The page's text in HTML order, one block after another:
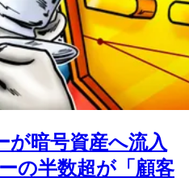
が暗号資産へ流入
の半数超が「顧客